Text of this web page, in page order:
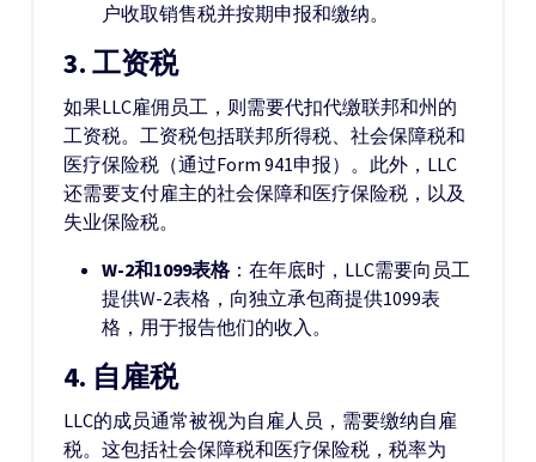
户收取销售税并按期申报和缴纳。
3.工资税
如果LLC雇佣员工，则需要代扣代缴联邦和州的
工资税。工资税包括联邦所得税、社会保障税和
医疗保险税（通过Form 941申报）。此外，LLC
还需要支付雇主的社会保障和医疗保险税，以及
失业保险税。
W-2和1099表格：在年底时，LLC需要向员工
提供W-2表格，向独立承包商提供1099表
格，用于报告他们的收入。
4. 自雇税
LLC的成员通常被视为自雇人员，需要缴纳自雇
税。这包括社会保障税和医疗保险税，税率为